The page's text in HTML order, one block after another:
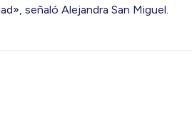
señaló Alejandra San Miguel.